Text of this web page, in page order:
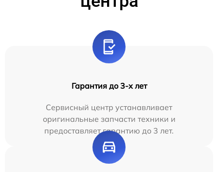
Гарантия до 3-х лет
Сервисный центр устанавливает
оригинальные запчасти техники и
предоставляет гарантию до 3 лет.